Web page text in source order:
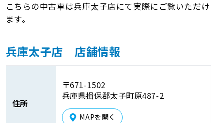
こちらの中古車は兵庫太子店にて実際にご覧いただけ
ます。
兵庫太子店 店舗情報
住所
〒671-1502
兵庫県揖保郡太子町原487-2
MAPを開く